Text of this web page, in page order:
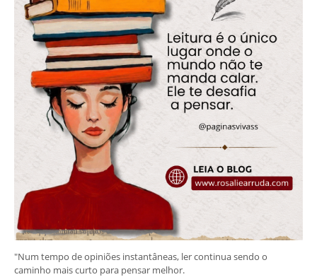
"Num tempo de opiniões instantâneas, ler continua sendo o
caminho mais curto para pensar melhor.